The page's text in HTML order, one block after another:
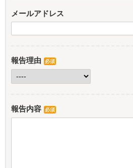
メールアドレス
報告理由 必須
報告内容 必須